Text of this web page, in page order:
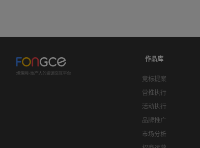
作品库
竞标提案
营推执行
活动执行
品牌推广
市场分析